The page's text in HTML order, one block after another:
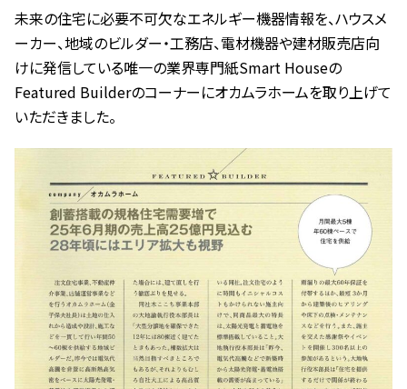
新
日
時
:
未来の住宅に必要不可欠なエネルギー機器情報を、ハウスメ
ーカー、地域のビルダー・工務店、電材機器や建材販売店向
けに発信している唯一の業界専門紙Smart Houseの
Featured Builderのコーナーにオカムラホームを取り上げて
いただきました。